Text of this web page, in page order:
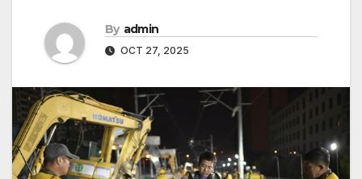
By admin
OCT 27, 2025